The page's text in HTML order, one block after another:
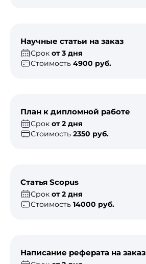
Научные статьи на заказ
Срок от 3 дня
Стоимость 4900 руб.
План к дипломной работе
Срок от 2 дня
Стоимость 2350 руб.
Статья Scopus
Срок от 2 дня
Стоимость 14000 руб.
Написание реферата на заказ